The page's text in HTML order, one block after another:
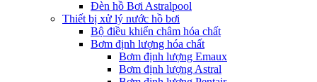
Đèn hồ Bơi Astralpool
Thiết bị xử lý nước hồ bơi
Bộ điều khiển châm hóa chất
Bơm định lượng hóa chất
Bơm định lượng Emaux
Bơm định lượng Astral